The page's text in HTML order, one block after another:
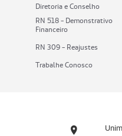
Diretoria e Conselho
RN 518 - Demonstrativo
Financeiro
RN 309 - Reajustes
Trabalhe Conosco